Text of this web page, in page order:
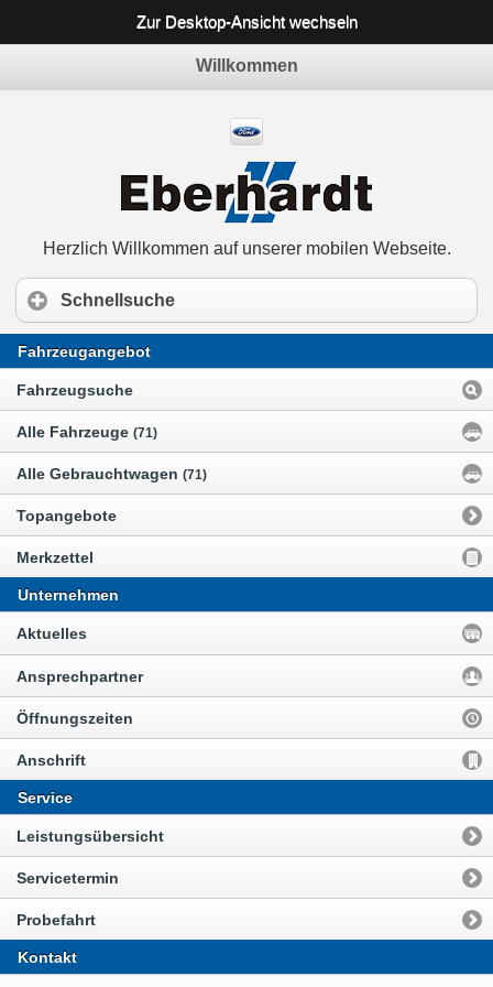
Zur Desktop-Ansicht wechseln
Willkommen
Herzlich Willkommen auf unserer mobilen Webseite.
Schnellsuche
Fahrzeugangebot
Fahrzeugsuche
Alle Fahrzeuge (71)
Alle Gebrauchtwagen (71)
Topangebote
Merkzettel
Unternehmen
Aktuelles
Ansprechpartner
Öffnungszeiten
Anschrift
Service
Leistungsübersicht
Servicetermin
Probefahrt
Kontakt